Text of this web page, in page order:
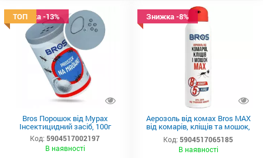
Знижка -13%
ТОП
Bros Порошок від Мурах
Інсектицидний засіб, 100г
Код: 5904517002197
В наявності
Знижка -8%
Аерозоль від комах Bros MAX
від комарів, кліщів та мошок,
90 мл
Код: 5904517065185
В наявності